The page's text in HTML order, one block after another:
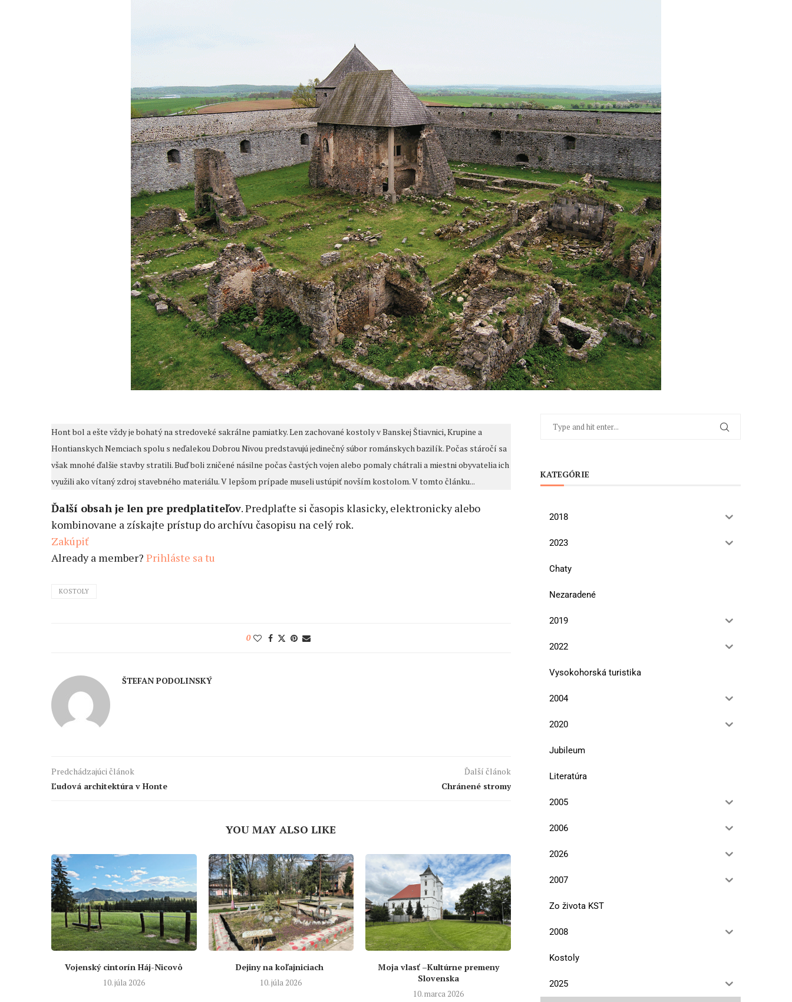
Hont bol a ešte vždy je bohatý na stredoveké sakrálne pamiatky. Len zachované kostoly v Banskej Štiavnici, Krupine a
Hontianskych Nemciach spolu s neďalekou Dobrou Nivou predstavujú jedinečný súbor románskych bazilík. Počas stáročí sa
však mnohé ďalšie stavby stratili. Buď boli zničené násilne počas častých vojen alebo pomaly chátrali a miestni obyvatelia ich
využili ako vítaný zdroj stavebného materiálu. V lepšom prípade museli ustúpiť novším kostolom. V tomto článku...
Ďalší obsah je len pre predplatiteľov. Predplaťte si časopis klasicky, elektronicky alebo
kombinovane a získajte prístup do archívu časopisu na celý rok.
Zakúpiť
Already a member? Prihláste sa tu
KOSTOLY
0
ŠTEFAN PODOLINSKÝ
Predchádzajúci článok
Ľudová architektúra v Honte
Ďalší článok
Chránené stromy
YOU MAY ALSO LIKE
Vojenský cintorín Háj-Nicovô
10. júla 2026
Dejiny na koľajniciach
10. júla 2026
Moja vlasť –Kultúrne premeny
Slovenska
10. marca 2026
10. novembra 2025
KATEGÓRIE
2018
2023
Chaty
Nezaradené
2019
2022
Vysokohorská turistika
2004
2020
Jubileum
Literatúra
2005
2006
2026
2007
Zo života KST
2008
Kostoly
2025